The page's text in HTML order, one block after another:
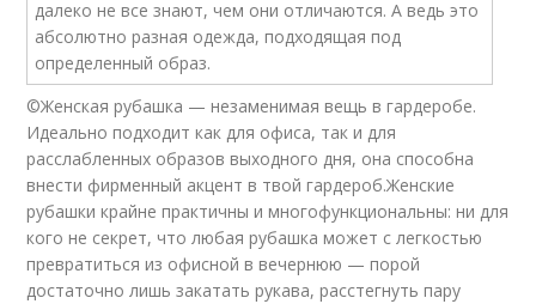
©Женская рубашка — незаменимая вещь в гардеробе.
Идеально подходит как для офиса, так и для
расслабленных образов выходного дня, она способна
внести фирменный акцент в твой гардероб.Женские
рубашки крайне практичны и многофункциональны: ни для
кого не секрет, что любая рубашка может с легкостью
превратиться из офисной в вечернюю — порой
достаточно лишь закатать рукава, расстегнуть пару